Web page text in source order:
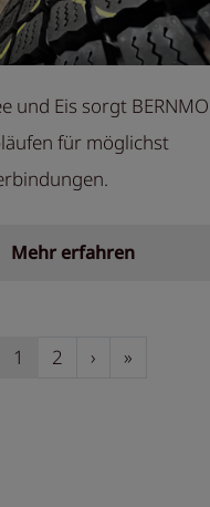
und Eis sorgt
für möglichst
Mehr erfahren
1 2 › Nächste Seite
»